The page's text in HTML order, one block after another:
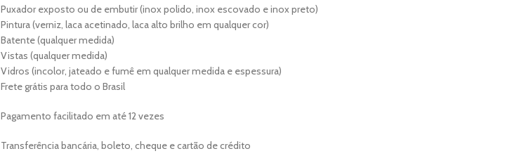
Puxador exposto ou de embutir (inox polido, inox escovado e inox preto)
Pintura (verniz, laca acetinado, laca alto brilho em qualquer cor)
Batente (qualquer medida)
Vistas (qualquer medida)
Vidros (incolor, jateado e fumê em qualquer medida e espessura)
Frete grátis para todo o Brasil
Pagamento facilitado em até 12 vezes
Transferência bancária, boleto, cheque e cartão de crédito